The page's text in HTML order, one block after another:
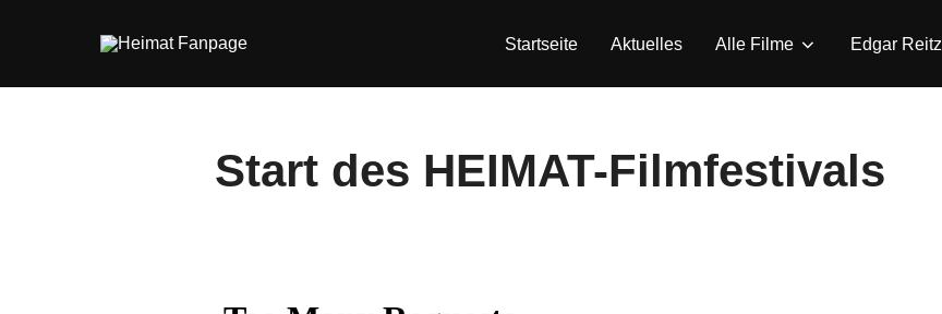
Startseite Aktuelles Alle Filme Edgar Reitz
Start des HEIMAT-Filmfestivals